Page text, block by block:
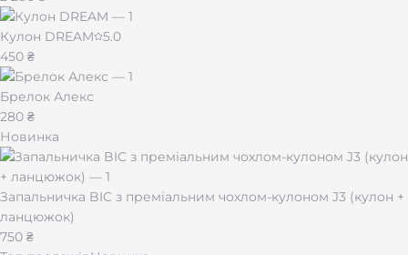
Характеристики:
Бренд:
Модель:Jet Metal Black Matt
Тип полум’я:
Матеріал корпусу:
Колір:
Заправка: газ (багаторазова)
Комплектація:
металева коробка
Особливості:
можливість персонального
гравіювання
Кулон DREAM
5.0
450 ₴
Брелок Алекс
280 ₴
Новинка
Запальничка BIC з преміальним чохлом-кулоном J3 (кулон +
ланцюжок)
750 ₴